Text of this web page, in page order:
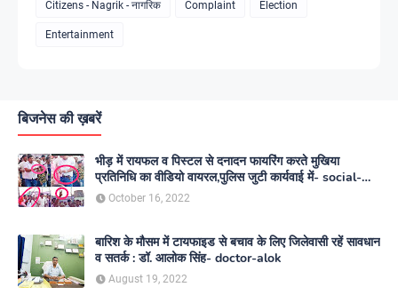
Citizens - Nagrik - नागरिक Complaint Election
Entertainment
बिजनेस की ख़बरें
भीड़ में रायफल व पिस्टल से दनादन फायरिंग करते मुखिया
प्रतिनिधि का वीडियो वायरल,पुलिस जुटी कार्यवाई में- social-
media
October 16, 2022
बारिश के मौसम में टायफाइड से बचाव के लिए जिलेवासी रहें सावधान
व सतर्क : डॉ. आलोक सिंह- doctor-alok
August 19, 2022